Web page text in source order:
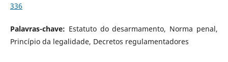
336
Palavras-chave: Estatuto do desarmamento, Norma penal,
Princípio da legalidade, Decretos regulamentadores